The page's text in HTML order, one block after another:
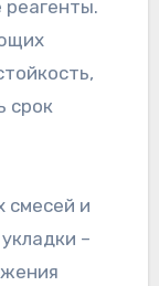
срок
смесей и
–